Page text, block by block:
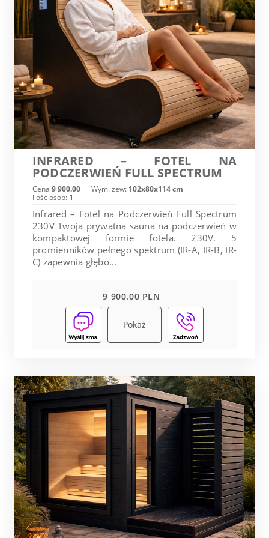
INFRARED – FOTEL NA
PODCZERWIEŃ FULL SPECTRUM
Cena 9 900.00 Wym. zew: 102x80x114 cm
Ilość osób: 1
Infrared – Fotel na Podczerwień Full Spectrum
230V Twoja prywatna sauna na podczerwień w
kompaktowej formie fotela. 230V. 5
promienników pełnego spektrum (IR-A, IR-B, IR-
C) zapewnia głębo...
9 900.00 PLN
Pokaż